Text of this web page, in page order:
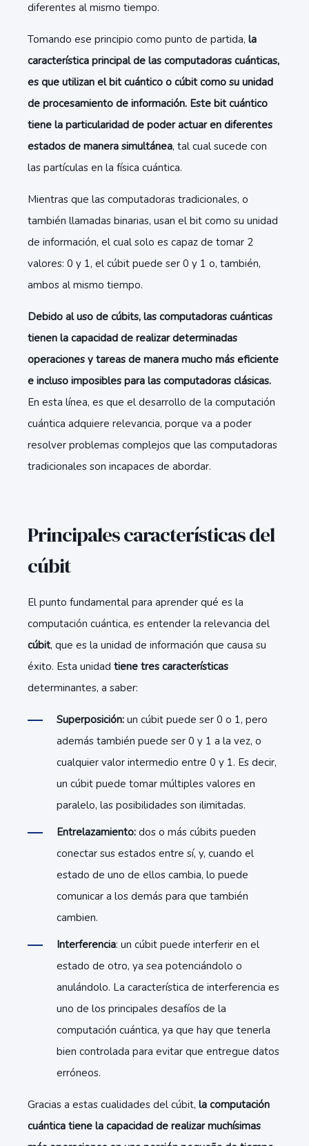
diferentes al mismo tiempo.
Tomando ese principio como punto de partida, la
característica principal de las computadoras cuánticas,
es que utilizan el bit cuántico o cúbit como su unidad
de procesamiento de información. Este bit cuántico
tiene la particularidad de poder actuar en diferentes
estados de manera simultánea, tal cual sucede con
las partículas en la física cuántica.
Mientras que las computadoras tradicionales, o
también llamadas binarias, usan el bit como su unidad
de información, el cual solo es capaz de tomar 2
valores: 0 y 1, el cúbit puede ser 0 y 1 o, también,
ambos al mismo tiempo.
Debido al uso de cúbits, las computadoras cuánticas
tienen la capacidad de realizar determinadas
operaciones y tareas de manera mucho más eficiente
e incluso imposibles para las computadoras clásicas.
En esta línea, es que el desarrollo de la computación
cuántica adquiere relevancia, porque va a poder
resolver problemas complejos que las computadoras
tradicionales son incapaces de abordar.
Principales características del
cúbit
El punto fundamental para aprender qué es la
computación cuántica, es entender la relevancia del
cúbit, que es la unidad de información que causa su
éxito. Esta unidad tiene tres características
determinantes, a saber:
Superposición: un cúbit puede ser 0 o 1, pero
además también puede ser 0 y 1 a la vez, o
cualquier valor intermedio entre 0 y 1. Es decir,
un cúbit puede tomar múltiples valores en
paralelo, las posibilidades son ilimitadas.
Entrelazamiento: dos o más cúbits pueden
conectar sus estados entre sí, y, cuando el
estado de uno de ellos cambia, lo puede
comunicar a los demás para que también
cambien.
Interferencia: un cúbit puede interferir en el
estado de otro, ya sea potenciándolo o
anulándolo. La característica de interferencia es
uno de los principales desafíos de la
computación cuántica, ya que hay que tenerla
bien controlada para evitar que entregue datos
erróneos.
Gracias a estas cualidades del cúbit, la computación
cuántica tiene la capacidad de realizar muchísimas